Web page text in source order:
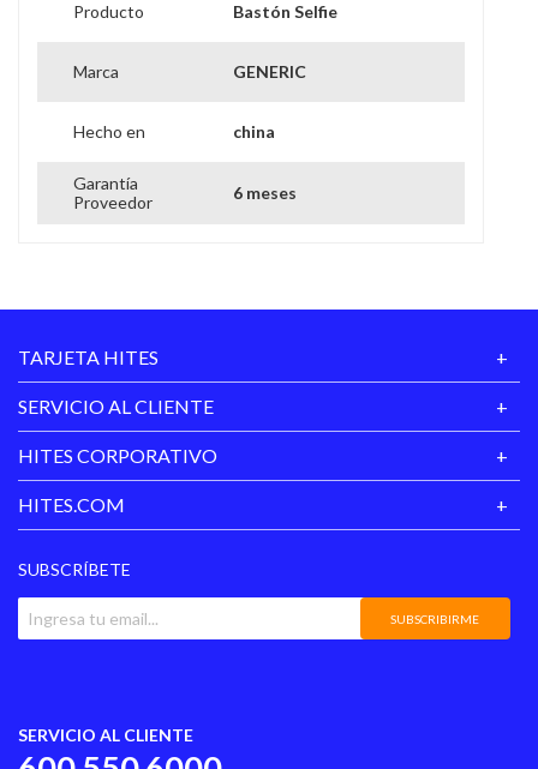
Producto Bastón Selfie
Marca GENERIC
Hecho en china
Garantía
Proveedor
6 meses
TARJETA HITES
SERVICIO AL CLIENTE
HITES CORPORATIVO
HITES.COM
SUBSCRÍBETE
SUBSCRIBIRME
SERVICIO AL CLIENTE